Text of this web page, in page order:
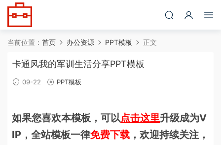
当前位置： 首页 办公资源 PPT模板 正文
卡通风我的军训生活分享PPT模板
09-22 PPT模板
如果您喜欢本模板，可以点击这里升级成为V
IP，全站模板一律免费下载 ，欢迎持续关注，